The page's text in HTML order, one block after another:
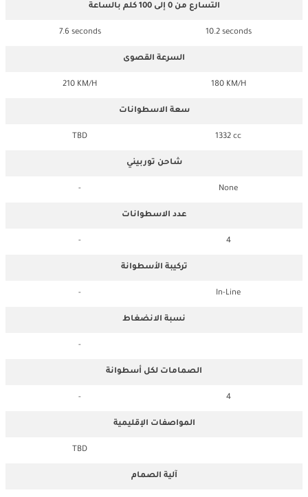
التسارع من 0 إلى 100 كلم بالساعة
10.2 seconds
7.6 seconds
السرعة القصوى
180 KM/H
210 KM/H
سعة الاسطوانات
1332 cc
TBD
شاحن توربيني
None
-
عدد الاسطوانات
4
-
تركيبة الأسطوانة
In-Line
-
نسبة الانضغاط
-
الصمامات لكل أسطوانة
4
-
المواصفات الإقليمية
TBD
آلية الصمام